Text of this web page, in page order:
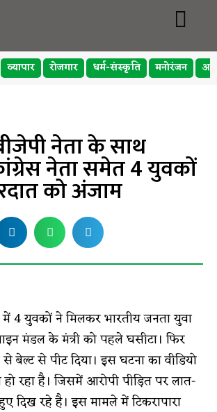
व्यापार रोजगार धर्म-संस्कृति मनोरंजन
नेता के साथ
नेता समेत 4 युवकों
को अंजाम
4 युवकों ने मिलकर भारतीय जनता युवा
मंडल के मंत्री को पहले घसीटा। फिर
बेल्ट से पीट दिया। इस घटना का वीडियो
रहा है। जिसमें आरोपी पीड़ित पर लात-
दिख रहे है। इस मामले में टिकरापारा